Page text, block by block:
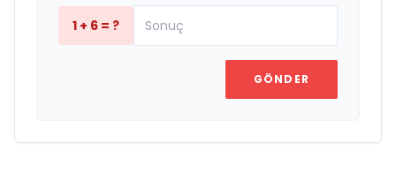
1 + 6 = ?
GÖNDER